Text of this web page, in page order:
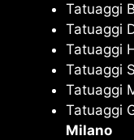
Tatuaggi
Tatuaggi
Tatuaggi
Tatuaggi
Tatuaggi
Tatuaggi
Milano